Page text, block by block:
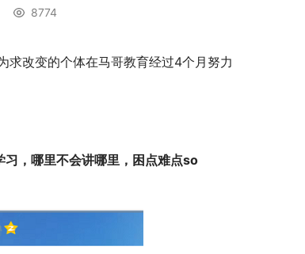
8774
求改变的个体在马哥教育经过4个月努力
，哪里不会讲哪里，困点难点so